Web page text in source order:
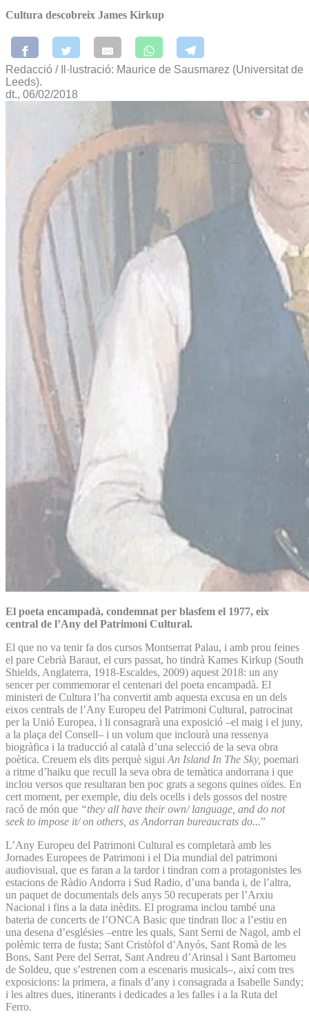
Cultura descobreix James Kirkup
Redacció / Il·lustració: Maurice de Sausmarez (Universitat de
Leeds).
dt., 06/02/2018
El poeta encampadà, condemnat per blasfem el 1977, eix
central de l’Any del Patrimoni Cultural.
El que no va tenir fa dos cursos Montserrat Palau, i amb prou feines
el pare Cebrià Baraut, el curs passat, ho tindrà Kames Kirkup (South
Shields, Anglaterra, 1918-Escaldes, 2009) aquest 2018: un any
sencer per commemorar el centenari del poeta encampadà. El
ministeri de Cultura l’ha convertit amb aquesta excusa en un dels
eixos centrals de l’Any Europeu del Patrimoni Cultural, patrocinat
per la Unió Europea, i li consagrarà una exposició –el maig i el juny,
a la plaça del Consell– i un volum que inclourà una ressenya
biogràfica i la traducció al català d’una selecció de la seva obra
poètica. Creuem els dits perquè sigui An Island In The Sky, poemari
a ritme d’haiku que recull la seva obra de temàtica andorrana i que
inclou versos que resultaran ben poc grats a segons quines oïdes. En
cert moment, per exemple, diu dels ocells i dels gossos del nostre
racó de món que “they all have their own/ language, and do not
seek to impose it/ on others, as Andorran bureaucrats do...”
L’Any Europeu del Patrimoni Cultural es completarà amb les
Jornades Europees de Patrimoni i el Dia mundial del patrimoni
audiovisual, que es faran a la tardor i tindran com a protagonistes les
estacions de Ràdio Andorra i Sud Radio, d’una banda i, de l’altra,
un paquet de documentals dels anys 50 recuperats per l’Arxiu
Nacional i fins a la data inèdits. El programa inclou també una
bateria de concerts de l’ONCA Basic que tindran lloc a l’estiu en
una desena d’esglésies –entre les quals, Sant Serni de Nagol, amb el
polèmic terra de fusta; Sant Cristòfol d’Anyós, Sant Romà de les
Bons, Sant Pere del Serrat, Sant Andreu d’Arinsal i Sant Bartomeu
de Soldeu, que s’estrenen com a escenaris musicals–, així com tres
exposicions: la primera, a finals d’any i consagrada a Isabelle Sandy;
i les altres dues, itinerants i dedicades a les falles i a la Ruta del
Ferro.